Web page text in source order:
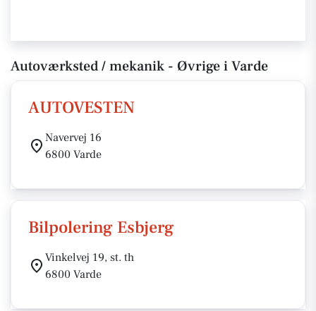
Autoværksted / mekanik - Øvrige i Varde
AUTOVESTEN
Navervej 16
6800 Varde
Bilpolering Esbjerg
Vinkelvej 19, st. th
6800 Varde